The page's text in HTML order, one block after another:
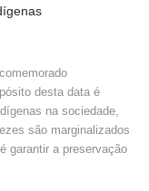
desta data é
na sociedade,
são marginalizados
garantir a preservação